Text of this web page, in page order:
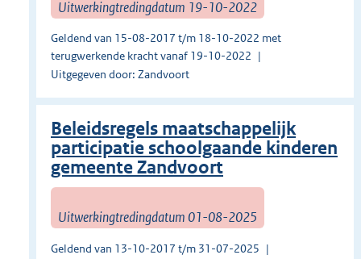
Uitwerkingtredingdatum 19-10-2022
Geldend van 15-08-2017 t/m 18-10-2022 met
terugwerkende kracht vanaf 19-10-2022
Uitgegeven door: Zandvoort
Beleidsregels maatschappelijk
participatie schoolgaande kinderen
gemeente Zandvoort
Uitwerkingtredingdatum 01-08-2025
Geldend van 13-10-2017 t/m 31-07-2025